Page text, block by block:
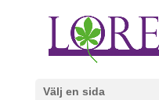
Välj en sida